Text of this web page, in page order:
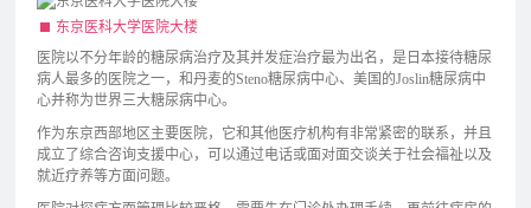
东京医科大学医院大楼
医院以不分年龄的糖尿病治疗及其并发症治疗最为出名，是日本接待糖尿
病人最多的医院之一，和丹麦的Steno糖尿病中心、美国的Joslin糖尿病中
心并称为世界三大糖尿病中心。
作为东京西部地区主要医院，它和其他医疗机构有非常紧密的联系，并且
成立了综合咨询支援中心，可以通过电话或面对面交谈关于社会福祉以及
就近疗养等方面问题。